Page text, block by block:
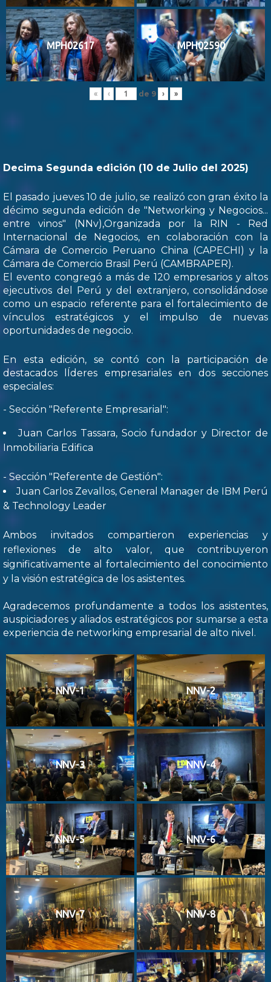
MPH02617 MPH02590
« ‹ de 9 › »
Decima Segunda edición (10 de Julio del 2025)
El pasado jueves 10 de julio, se realizó con gran éxito la
décimo segunda edición de "Networking y Negocios...
entre vinos" (NNv),Organizada por la RIN - Red
Internacional de Negocios, en colaboración con la
Cámara de Comercio Peruano China (CAPECHI) y la
Cámara de Comercio Brasil Perú (CAMBRAPER).
El evento congregó a más de 120 empresarios y altos
ejecutivos del Perú y del extranjero, consolidándose
como un espacio referente para el fortalecimiento de
vínculos estratégicos y el impulso de nuevas
oportunidades de negocio.
En esta edición, se contó con la participación de
destacados lÍderes empresariales en dos secciones
especiales:
- Sección "Referente Empresarial":
Juan Carlos Tassara, Socio fundador y Director de
Inmobiliaria Edifica
- Sección "Referente de Gestión":
Juan Carlos Zevallos, General Manager de IBM Perú
& Technology Leader
Ambos invitados compartieron experiencias y
reflexiones de alto valor, que contribuyeron
significativamente al fortalecimiento del conocimiento
y la visión estratégica de los asistentes.
Agradecemos profundamente a todos los asistentes,
auspiciadores y aliados estratégicos por sumarse a esta
experiencia de networking empresarial de alto nivel.
NNV-1 NNV-2
NNV-3 NNV-4
NNV-5 NNV-6
NNV-7 NNV-8